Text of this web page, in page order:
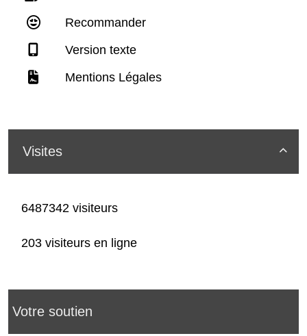
Recommander
Version texte
Mentions Légales

Visites
6487342 visiteurs
203 visiteurs en ligne
Votre soutien